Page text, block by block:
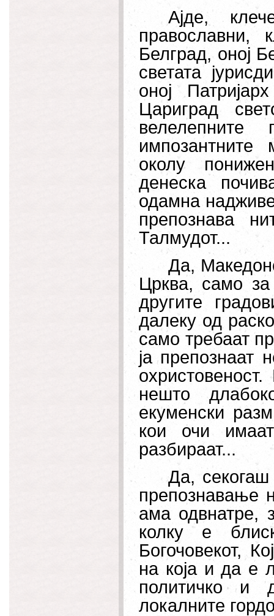
Ајде,
православни,
Белград, оној
светата
оној
Цариград
околу
денеска
одамна
препознава
Талмудот...
Да,
Црква, само
другите
далеку од
само требаат
ја препознаат
нешто
екуменски
кои очи
разбираат...
Да,
препознавање
ама одвнатре,
колку е
Богочовекот,
на која и да е
политичко и
локалните